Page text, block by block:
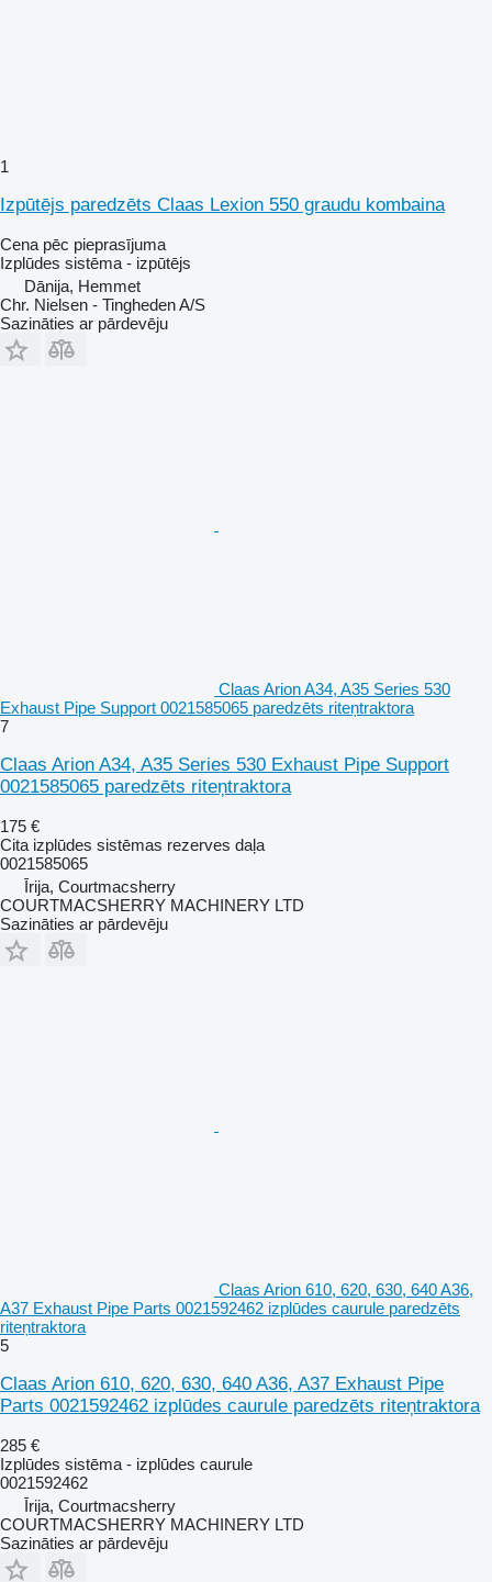
1
Izpūtējs paredzēts Claas Lexion 550 graudu kombaina
Cena pēc pieprasījuma
Izplūdes sistēma - izpūtējs
Dānija, Hemmet
Chr. Nielsen - Tingheden A/S
Sazināties ar pārdevēju
Claas Arion A34, A35 Series 530
Exhaust Pipe Support 0021585065 paredzēts riteņtraktora
7
Claas Arion A34, A35 Series 530 Exhaust Pipe Support
0021585065 paredzēts riteņtraktora
175 €
Cita izplūdes sistēmas rezerves daļa
0021585065
Īrija, Courtmacsherry
COURTMACSHERRY MACHINERY LTD
Sazināties ar pārdevēju
Claas Arion 610, 620, 630, 640 A36,
A37 Exhaust Pipe Parts 0021592462 izplūdes caurule paredzēts
riteņtraktora
5
Claas Arion 610, 620, 630, 640 A36, A37 Exhaust Pipe
Parts 0021592462 izplūdes caurule paredzēts riteņtraktora
285 €
Izplūdes sistēma - izplūdes caurule
0021592462
Īrija, Courtmacsherry
COURTMACSHERRY MACHINERY LTD
Sazināties ar pārdevēju